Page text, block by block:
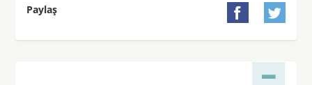
Paylaş  